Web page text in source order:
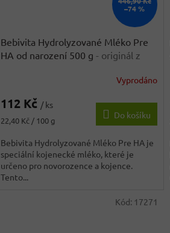
–74 %
Bebivita Hydrolyzované Mléko Pre
HA od narození 500 g - originál z
Vyprodáno
112 Kč / ks
Měrná
22,40 Kč / 100 g
Do košíku
Bebivita Hydrolyzované Mléko Pre HA je
speciální kojenecké mléko, které je
určeno pro novorozence a kojence.
Tento...
Kód: 17271